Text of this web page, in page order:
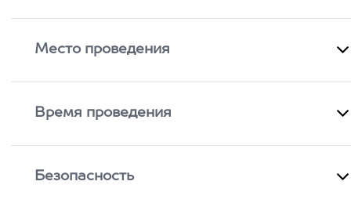
Место проведения
Время проведения
Безопасность